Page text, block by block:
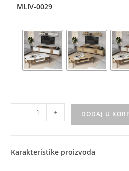
MLIV-0029
- + DODAJ U
Karakteristike proizvoda